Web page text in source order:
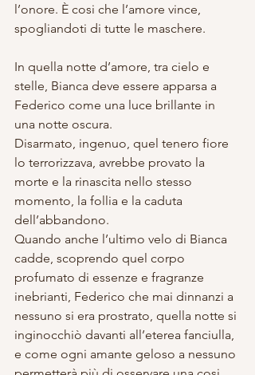
l’onore. È cosi che l’amore vince,
spogliandoti di tutte le maschere.
In quella notte d’amore, tra cielo e
stelle, Bianca deve essere apparsa a
Federico come una luce brillante in
una notte oscura.
Disarmato, ingenuo, quel tenero fiore
lo terrorizzava, avrebbe provato la
morte e la rinascita nello stesso
momento, la follia e la caduta
dell’abbandono.
Quando anche l’ultimo velo di Bianca
cadde, scoprendo quel corpo
profumato di essenze e fragranze
inebrianti, Federico che mai dinnanzi a
nessuno si era prostrato, quella notte si
inginocchiò davanti all’eterea fanciulla,
e come ogni amante geloso a nessuno